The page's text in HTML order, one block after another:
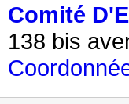
Comité
138 bis